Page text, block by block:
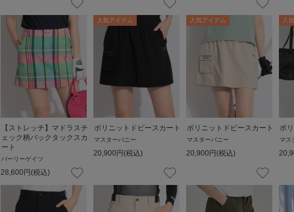
【ストレッチ】マドラスチ
ェック柄バックタックスカ
ート
パーリーゲイツ
28,600円(税込)
人気アイテム
ポリニットドビースカート
マスターバニー
20,900円(税込)
人気アイテム
ポリニットドビースカート
マスターバニー
20,900円(税込)
人
ポ
マス